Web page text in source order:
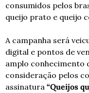
consumidos pelos
queijo prato e queijo
A campanha será
digital e pontos de
amplo conhecimento
consideração pelos
assinatura “Queijos